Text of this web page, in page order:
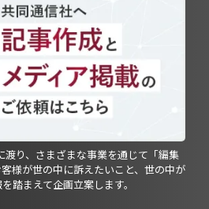
渡り、さまざまな事業を通じて「編集
様が世の中に訴えたいこと、世の中が
踏まえて企画立案します。